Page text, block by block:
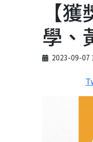
【
學、
Published on
2023-09-07
Author